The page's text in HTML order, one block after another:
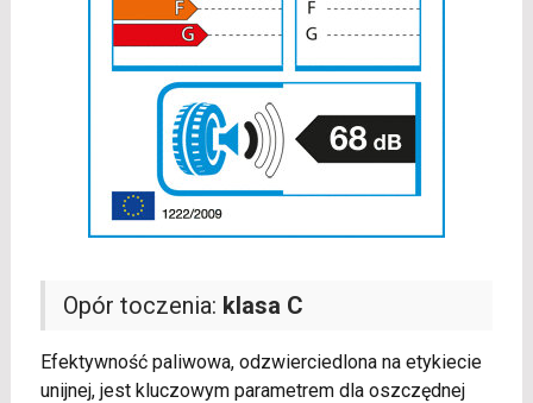
Opór toczenia: klasa C
Efektywność paliwowa, odzwierciedlona na etykiecie
unijnej, jest kluczowym parametrem dla oszczędnej